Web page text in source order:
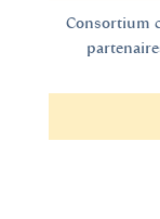
Consortium